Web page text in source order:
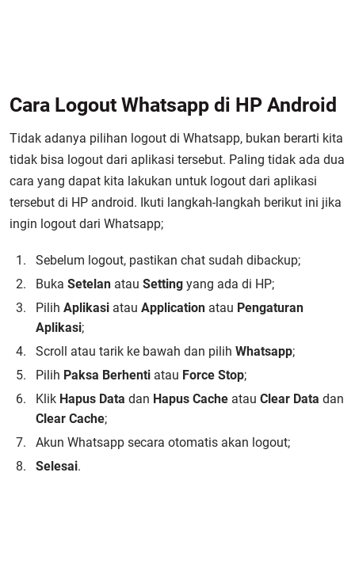
Cara Logout Whatsapp di HP Android
Tidak adanya pilihan logout di Whatsapp, bukan berarti kita
tidak bisa logout dari aplikasi tersebut. Paling tidak ada dua
cara yang dapat kita lakukan untuk logout dari aplikasi
tersebut di HP android. Ikuti langkah-langkah berikut ini jika
ingin logout dari Whatsapp;
Sebelum logout, pastikan chat sudah dibackup;
Buka Setelan atau Setting yang ada di HP;
Pilih Aplikasi atau Application atau Pengaturan
Aplikasi;
Scroll atau tarik ke bawah dan pilih Whatsapp;
Pilih Paksa Berhenti atau Force Stop;
Klik Hapus Data dan Hapus Cache atau Clear Data dan
Clear Cache;
Akun Whatsapp secara otomatis akan logout;
Selesai.